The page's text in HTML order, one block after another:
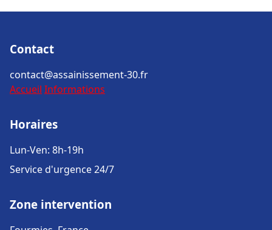
Contact
contact@assainissement-30.fr
Accueil Informations
Horaires
Lun-Ven: 8h-19h
Service d'urgence 24/7
Zone intervention